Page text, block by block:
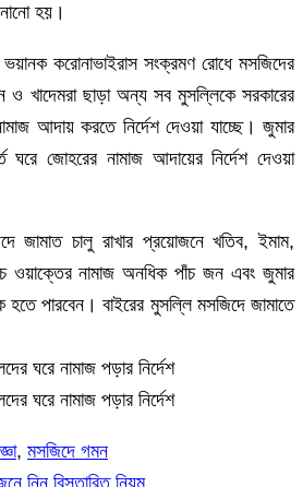
হয়।
ভয়ানক করোনাভাইরাস সংক্রমণ রোধে মসজিদের
ও খাদেমরা ছাড়া অন্য সব মুসল্লিকে সরকারের
আদায় করতে নির্দেশ দেওয়া যাচ্ছে। জুমার
ঘরে জোহরের নামাজ আদায়ের নির্দেশ দেওয়া
চালু রাখার প্রয়োজনে খতিব, ইমাম,
ওয়াক্তের নামাজ অনধিক পাঁচ জন এবং জুমার
পারবেন। বাইরের মুসল্লি মসজিদে জামাতে
, মসজিদে গমন